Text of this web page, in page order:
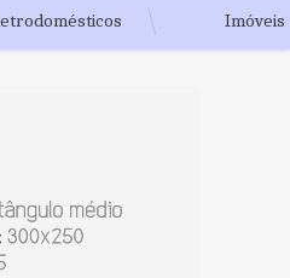
Imóveis